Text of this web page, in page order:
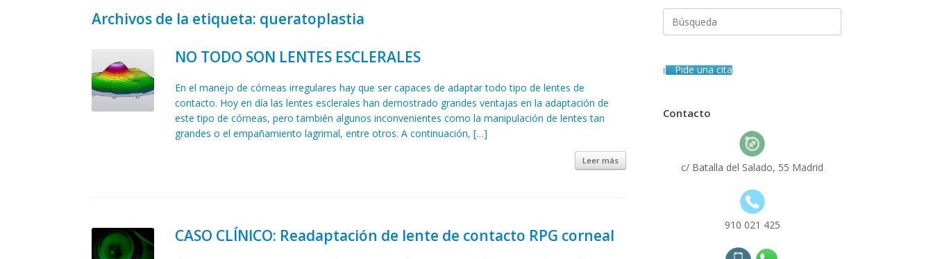
Archivos de la etiqueta: queratoplastia
NO TODO SON LENTES ESCLERALES
En el manejo de córneas irregulares hay que ser capaces de adaptar todo tipo de lentes de
contacto. Hoy en día las lentes esclerales han demostrado grandes ventajas en la adaptación de
este tipo de córneas, pero también algunos inconvenientes como la manipulación de lentes tan
grandes o el empañamiento lagrimal, entre otros. A continuación, […]
Leer más
CASO CLÍNICO: Readaptación de lente de contacto RPG corneal
Buscar:
Pide una cita
Contacto
c/ Batalla del Salado, 55 Madrid
910 021 425